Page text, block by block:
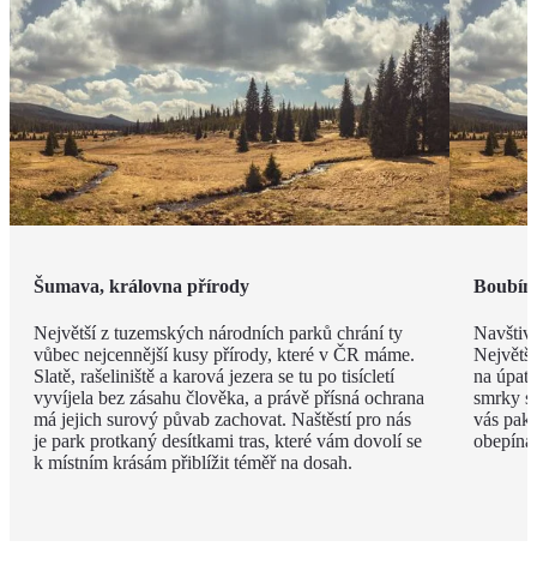
Šumava, královna přírody
Největší z tuzemských národních parků chrání ty
vůbec nejcennější kusy přírody, které v ČR máme.
Slatě, rašeliniště a karová jezera se tu po tisícletí
vyvíjela bez zásahu člověka, a právě přísná ochrana
má jejich surový půvab zachovat. Naštěstí pro nás
je park protkaný desítkami tras, které vám dovolí se
k místním krásám přiblížit téměř na dosah.
na
smrky
vás pak